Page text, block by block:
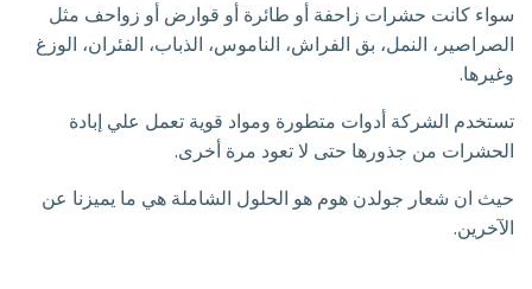
سواء كانت حشرات زاحفة أو طائرة أو قوارض أو زواحف مثل
الصراصير، النمل، بق الفراش، الناموس، الذباب، الفئران، الوزغ
وغيرها.
تستخدم الشركة أدوات متطورة ومواد قوية تعمل علي إبادة
الحشرات من جذورها حتى لا تعود مرة أخرى.
حيث ان شعار جولدن هوم هو الحلول الشاملة هي ما يميزنا عن
الآخرين.